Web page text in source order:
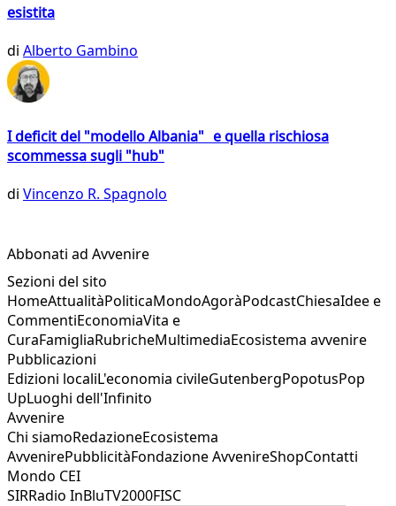
esistita
di Alberto Gambino
I deficit del "modello Albania" e quella rischiosa
scommessa sugli "hub"
di Vincenzo R. Spagnolo
Abbonati ad Avvenire
Sezioni del sito
HomeAttualitàPoliticaMondoAgoràPodcastChiesaIdee e
CommentiEconomiaVita e
CuraFamigliaRubricheMultimediaEcosistema avvenire
Pubblicazioni
Edizioni localiL'economia civileGutenbergPopotusPop
UpLuoghi dell'Infinito
Avvenire
Chi siamoRedazioneEcosistema
AvvenirePubblicitàFondazione AvvenireShopContatti
Mondo CEI
SIRRadio InBluTV2000FISC